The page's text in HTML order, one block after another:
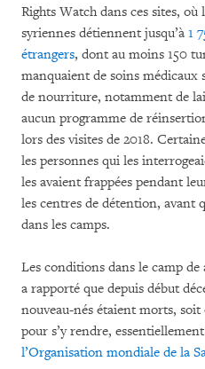
Rights Watch dans ces sites,
syriennes détiennent jusqu’à 1
étrangers, dont au moins 150
manquaient de soins médicaux
de nourriture, notamment de
aucun programme de
lors des visites de 2018.
les personnes qui les
les avaient frappées pendant
les centres de détention, avant
dans les camps.
Les conditions dans le camp
a rapporté que depuis début
nouveau-nés étaient morts,
pour s’y rendre,
l’Organisation mondiale de la